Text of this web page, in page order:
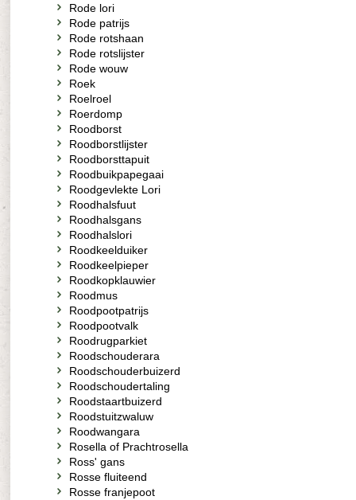
Rode lori
Rode patrijs
Rode rotshaan
Rode rotslijster
Rode wouw
Roek
Roelroel
Roerdomp
Roodborst
Roodborstlijster
Roodborsttapuit
Roodbuikpapegaai
Roodgevlekte Lori
Roodhalsfuut
Roodhalsgans
Roodhalslori
Roodkeelduiker
Roodkeelpieper
Roodkopklauwier
Roodmus
Roodpootpatrijs
Roodpootvalk
Roodrugparkiet
Roodschouderara
Roodschouderbuizerd
Roodschoudertaling
Roodstaartbuizerd
Roodstuitzwaluw
Roodwangara
Rosella of Prachtrosella
Ross' gans
Rosse fluiteend
Rosse franjepoot